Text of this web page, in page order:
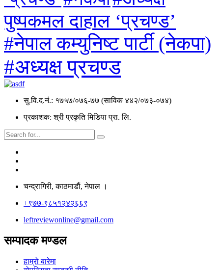
पुष्पकमल दाहाल ‘प्रचण्ड’
#नेपाल कम्युनिष्ट पार्टी (नेकपा)
#अध्यक्ष प्रचण्ड
सु.वि.द.नं.: १७५७/०७६-७७ (साविक ४४२/०७३-०७४)
प्रकाशक: श्री प्रकृति मिडिया प्रा. लि.
चन्द्रागिरी, काठमाडाैं, नेपाल ।
+९७७-९८५१२४२६६९
leftreviewonline@gmail.com
सम्पादक मण्डल
हाम्रो बारेमा